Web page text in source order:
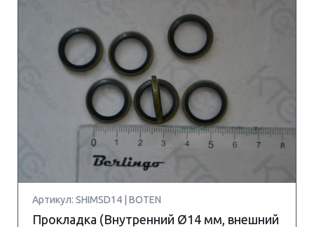
Артикул: SHIMSD14 | BOTEN
Прокладка (Внутренний Ø14 мм, внешний